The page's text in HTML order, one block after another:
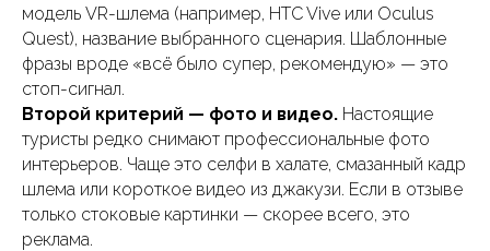
модель VR-шлема (например, HTC Vive или Oculus
Quest), название выбранного сценария. Шаблонные
фразы вроде «всё было супер, рекомендую» — это
стоп-сигнал.
Второй критерий — фото и видео. Настоящие
туристы редко снимают профессиональные фото
интерьеров. Чаще это селфи в халате, смазанный кадр
шлема или короткое видео из джакузи. Если в отзыве
только стоковые картинки — скорее всего, это
реклама.